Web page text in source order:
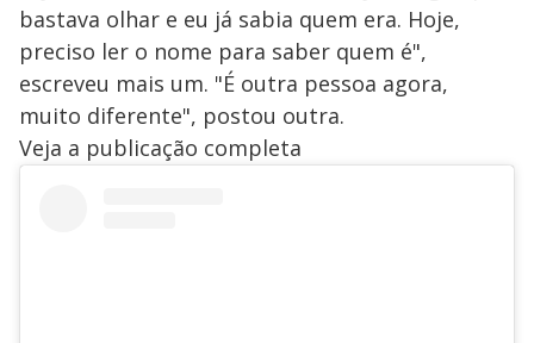
bastava olhar e eu já sabia quem era. Hoje,
preciso ler o nome para saber quem é",
escreveu mais um. "É outra pessoa agora,
muito diferente", postou outra.
Veja a publicação completa